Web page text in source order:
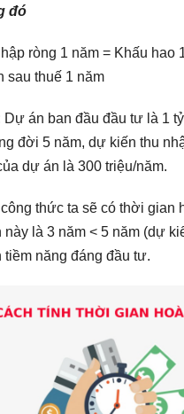
đó
ròng 1 năm = Khấu hao
sau thuế 1 năm
Dự án ban đầu đầu tư là 1
đời 5 năm, dự kiến thu
dự án là 300 triệu/năm.
thức ta sẽ có thời gian
này là 3 năm < 5 năm (dự
tiềm năng đáng đầu tư.